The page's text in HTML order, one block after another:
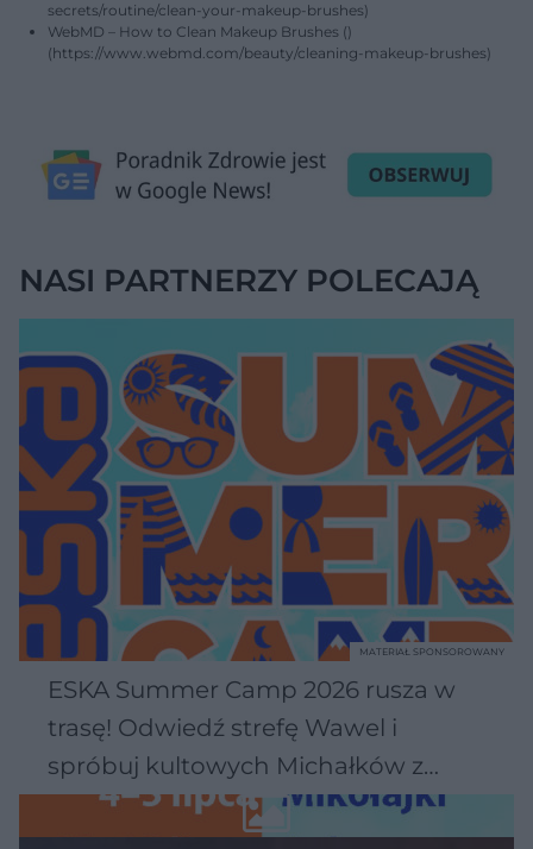
secrets/routine/clean-your-makeup-brushes)
WebMD – How to Clean Makeup Brushes ()
(https://www.webmd.com/beauty/cleaning-makeup-brushes)
NASI PARTNERZY POLECAJĄ
ESKA Summer Camp 2026 rusza w
trasę! Odwiedź strefę Wawel i
spróbuj kultowych Michałków z
Wawelu
MATERIAŁ SPONSOROWANY